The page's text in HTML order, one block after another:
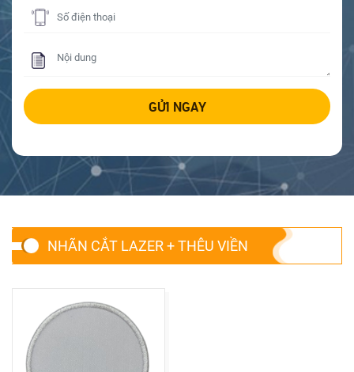
NHÃN CẮT LAZER + THÊU VIỀN